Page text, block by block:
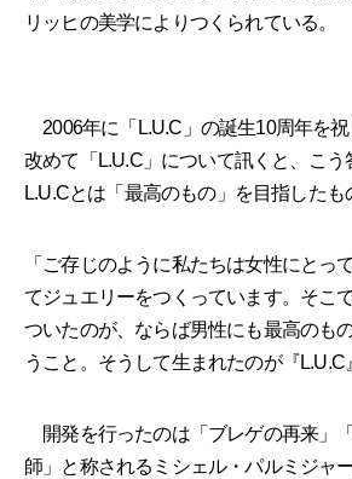
リッヒの美学によりつくられている。
2006年に「L.U.C」の誕生10周年を祝
改めて「L.U.C」について訊くと、こう
L.U.Cとは「最高のもの」を目指したも
「ご存じのように私たちは女性にとっ
てジュエリーをつくっています。そこ
ついたのが、ならば男性にも最高のも
うこと。そうして生まれたのが『L.U.C
開発を行ったのは「ブレゲの再来」
師」と称されるミシェル・パルミジャ